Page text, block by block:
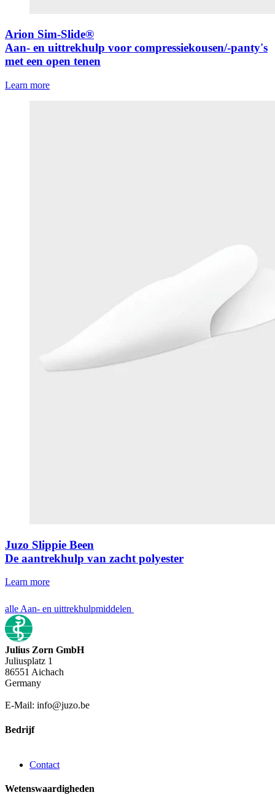
Arion Sim-Slide®
Aan- en uittrekhulp voor compressiekousen/-panty's
met een open tenen
Learn more
Juzo Slippie Been
De aantrekhulp van zacht polyester
Learn more
alle Aan- en uittrekhulpmiddelen
Julius Zorn GmbH
Juliusplatz 1
86551 Aichach
Germany
E-Mail: info@juzo.be
Bedrijf
Contact
Wetenswaardigheden